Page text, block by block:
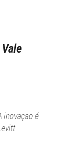
inovação é